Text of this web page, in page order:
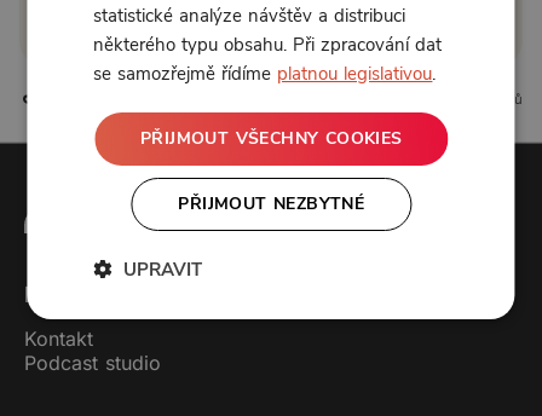
nebo se přihlaste
0 komentářů
Forendors
Kontakt
Podcast studio
statistické analýze návštěv a distribuci
některého typu obsahu. Při zpracování dat
se samozřejmě řídíme platnou legislativou.
PŘIJMOUT VŠECHNY COOKIES
PŘIJMOUT NEZBYTNÉ
UPRAVIT